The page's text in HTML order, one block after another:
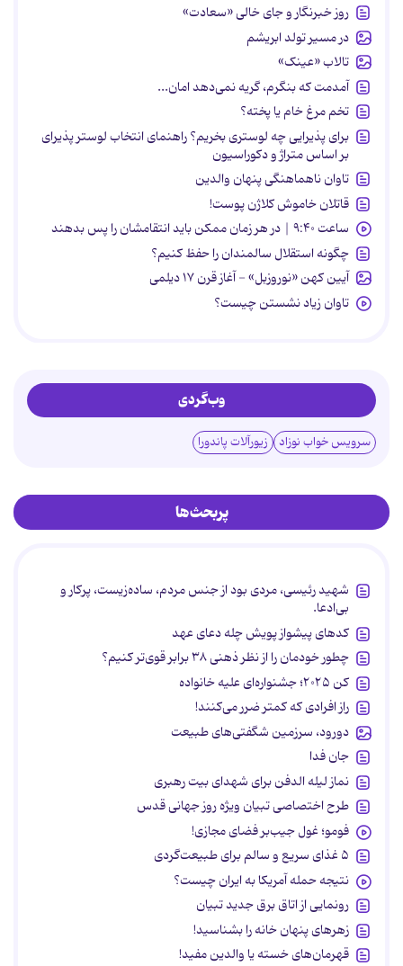
روز خبرنگار و جای خالی «سعادت»
در مسیر تولد ابریشم
تالاب «عینک»
آمدمت که بنگرم، گریه نمی‌دهد امان...
تخم مرغ خام یا پخته؟
برای پذیرایی چه لوستری بخریم؟ راهنمای انتخاب لوستر پذیرای
بر اساس متراژ و دکوراسیون
تاوان ناهماهنگی پنهان والدین
قاتلان خاموش کلاژن پوست!
ساعت ۹:۴۰ | در هر زمان ممکن باید انتقامشان را پس بدهند
چگونه استقلال سالمندان را حفظ کنیم؟
آیین کهن «نوروزبل» - آغاز قرن ۱۷ دیلمی
تاوان زیاد نشستن چیست؟
وب‌گردی
سرویس خواب نوزاد زیورآلات پاندورا
پربحث‌ها
شهید رئیسی، مردی بود از جنس مردم، ساده‌زیست، پرکار و
بی‌ادعا.
کدهای پیشواز پویش چله دعای عهد
چطور خودمان را از نظر ذهنی ۳۸ برابر قوی‌تر کنیم؟
کن ۲۰۲۵؛ جشنواره‌ای علیه خانواده
راز افرادی که کمتر ضرر می‌کنند!
دورود، سرزمین شگفتی‌های طبیعت
جان فدا
نماز لیله الدفن برای شهدای بیت رهبری
طرح اختصاصی تبیان ویژه روز جهانی قدس
فومو؛ غول جیب‌بر فضای مجازی!
۵ غذای سریع و سالم برای طبیعت‌گردی
نتیجه حمله آمریکا به ایران چیست؟
رونمایی از اتاق برق جدید تبیان
زهرهای پنهان خانه را بشناسید!
قهرمان‌های خسته یا والدین مفید!